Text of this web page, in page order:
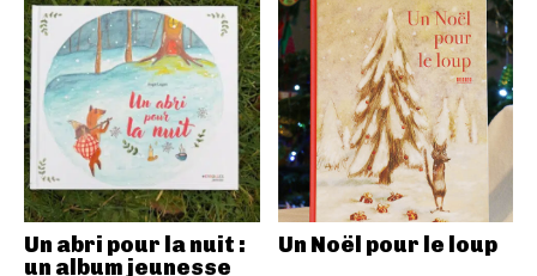
Un abri pour la nuit :
un album jeunesse
Un Noël pour le loup